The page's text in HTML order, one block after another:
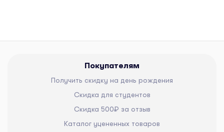
Покупателям
Получить скидку на день рождения
Скидка для студентов
Скидка 500₽ за отзыв
Каталог уцененных товаров